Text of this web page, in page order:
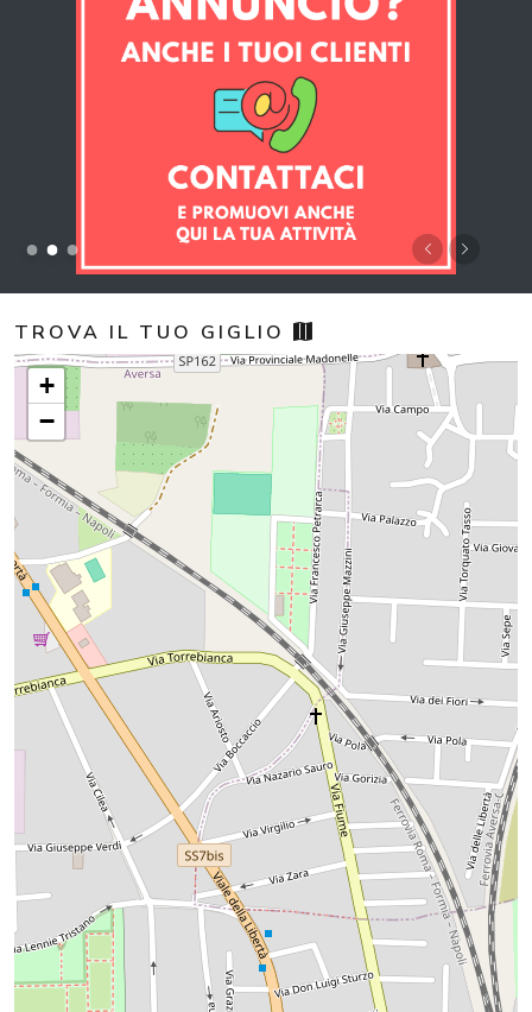
TROVA IL TUO GIGLIO
+
−